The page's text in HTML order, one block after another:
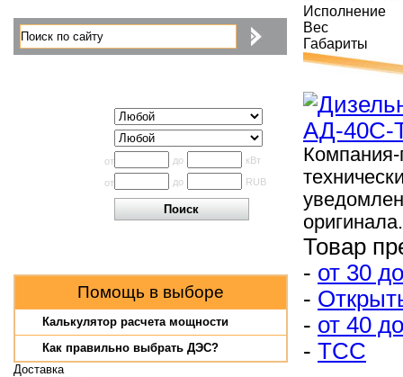
от до кВт
от до RUB
Помощь в выборе
Калькулятор расчета мощности
Как правильно выбрать ДЭС?
Доставка
Исполнение
Вес
Габариты
Компания-
оригинала.
Товар
- от 30
-
- от 40
- ТСС